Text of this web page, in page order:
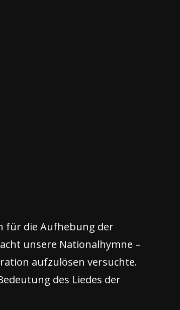
für die Aufhebung der
unsere Nationalhymne –
aufzulösen versuchte.
des Liedes der